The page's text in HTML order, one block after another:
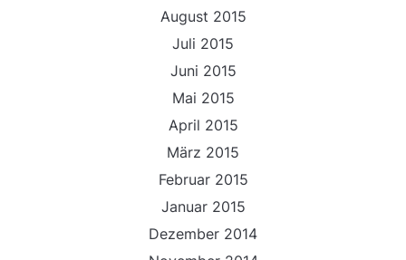
August 2015
Juli 2015
Juni 2015
Mai 2015
April 2015
März 2015
Februar 2015
Januar 2015
Dezember 2014